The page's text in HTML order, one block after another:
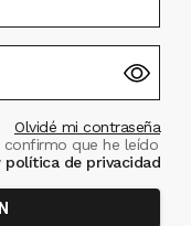
Olvidé mi contraseña
confirmo que he leído
política de privacidad